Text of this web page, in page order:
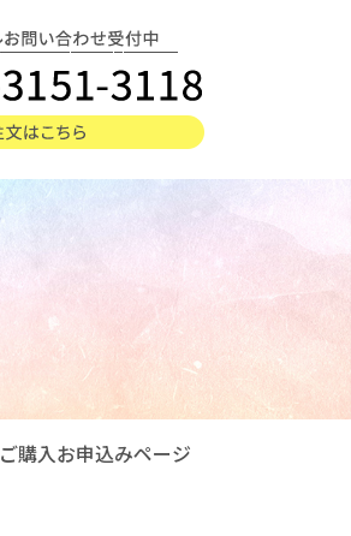
ご購入お申込みページ